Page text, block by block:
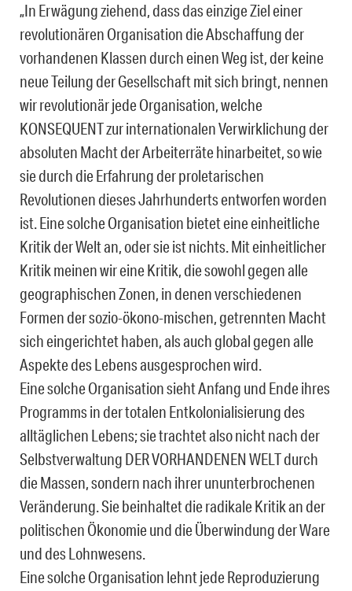
„In Erwägung ziehend, dass das einzige Ziel einer
revolutionären Organisation die Abschaffung der
vorhandenen Klassen durch einen Weg ist, der keine
neue Teilung der Gesellschaft mit sich bringt, nennen
wir revolutionär jede Organisation, welche
KONSEQUENT zur internationalen Verwirklichung der
absoluten Macht der Arbeiterräte hinarbeitet, so wie
sie durch die Erfahrung der proletarischen
Revolutionen dieses Jahrhunderts entworfen worden
ist. Eine solche Organisation bietet eine einheitliche
Kritik der Welt an, oder sie ist nichts. Mit einheitlicher
Kritik meinen wir eine Kritik, die sowohl gegen alle
geographischen Zonen, in denen verschiedenen
Formen der sozio-ökono-mischen, getrennten Macht
sich eingerichtet haben, als auch global gegen alle
Aspekte des Lebens ausgesprochen wird.
Eine solche Organisation sieht Anfang und Ende ihres
Programms in der totalen Entkolonialisierung des
alltäglichen Lebens; sie trachtet also nicht nach der
Selbstverwaltung DER VORHANDENEN WELT durch
die Massen, sondern nach ihrer ununterbrochenen
Veränderung. Sie beinhaltet die radikale Kritik an der
politischen Ökonomie und die Überwindung der Ware
und des Lohnwesens.
Eine solche Organisation lehnt jede Reproduzierung